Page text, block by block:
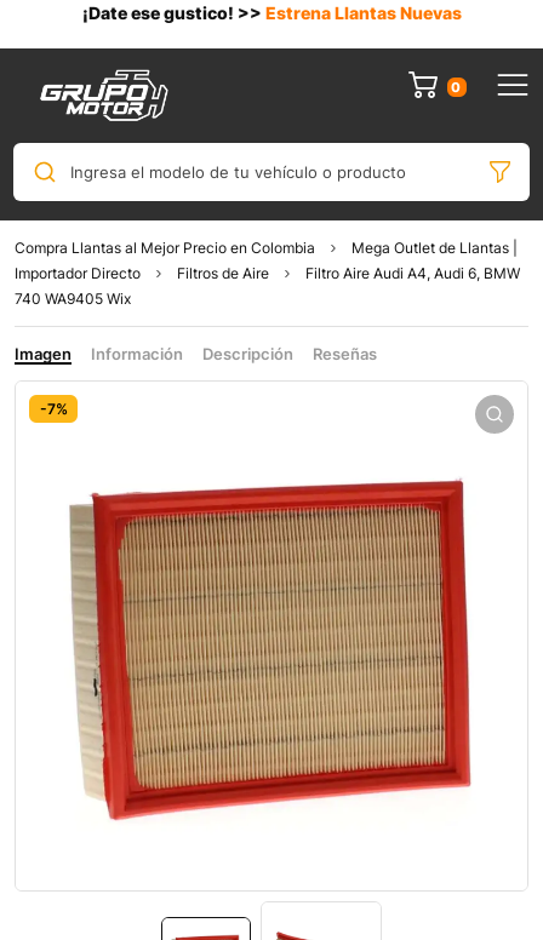
¡Date ese gustico! >> Estrena Llantas Nuevas
0
Ingresa el modelo de tu vehículo o producto
Compra Llantas al Mejor Precio en Colombia
Mega Outlet de Llantas |
Importador Directo
Filtros de Aire
Filtro Aire Audi A4, Audi 6, BMW
740 WA9405 Wix
Imagen Información Descripción Reseñas
-7%